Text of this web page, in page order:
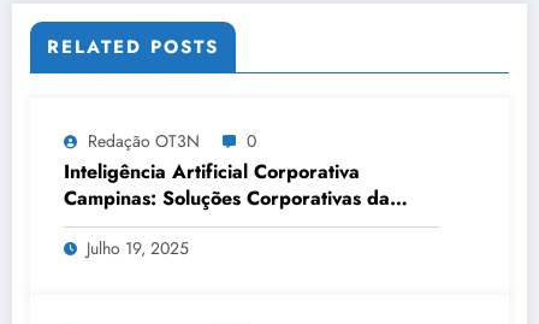
RELATED POSTS
Redação OT3N 0
Inteligência Artificial Corporativa
Campinas: Soluções Corporativas da
OT3N Brasil – Guia 3083
Julho 19, 2025